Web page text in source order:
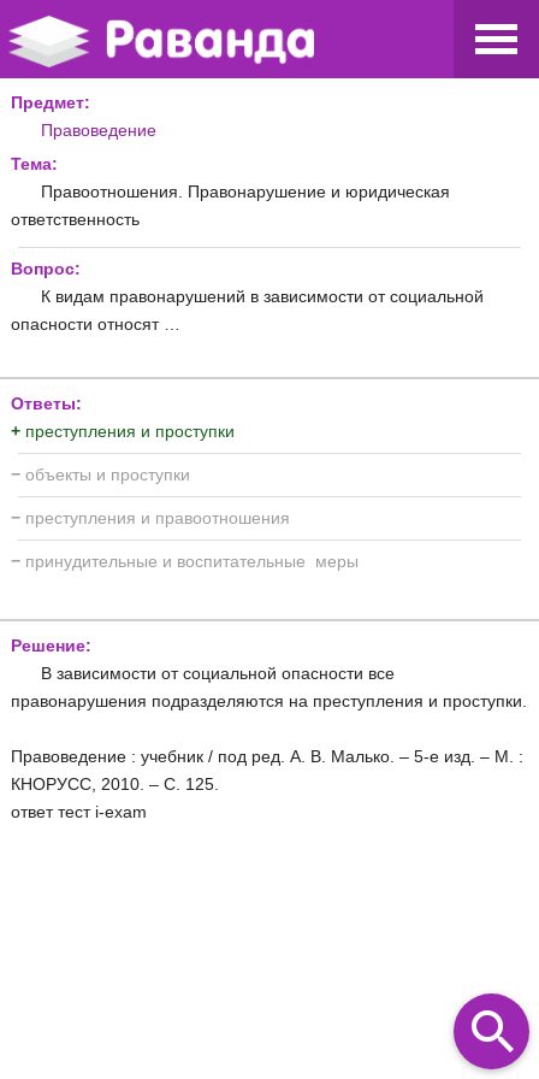
Предмет:
Правоведение
Тема:
Правоотношения. Правонарушение и юридическая
ответственность
Вопрос:
К видам правонарушений в зависимости от социальной
опасности относят …
Ответы:
+ преступления и проступки
− объекты и проступки
− преступления и правоотношения
− принудительные и воспитательные меры
Решение:
В зависимости от социальной опасности все
правонарушения подразделяются на преступления и проступки.
Правоведение : учебник / под ред. А. В. Малько. – 5-е изд. – М. :
КНОРУСС, 2010. – С. 125.
ответ тест i-exam